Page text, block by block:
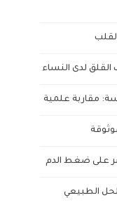
لدى النساء
مقاربة علمية
على ضغط الدم
الطبيعي